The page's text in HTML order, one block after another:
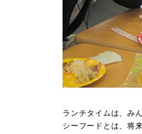
ランチタイムは、み
シーフードとは、将